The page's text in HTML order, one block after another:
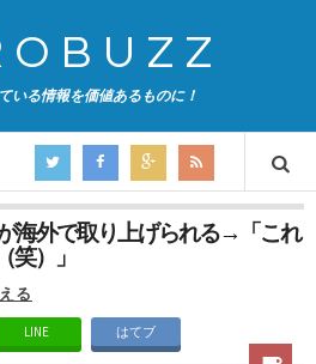
いる情報を価値あるものに！
海外で取り上げられる→「これ
笑）」
る
LINE はてブ